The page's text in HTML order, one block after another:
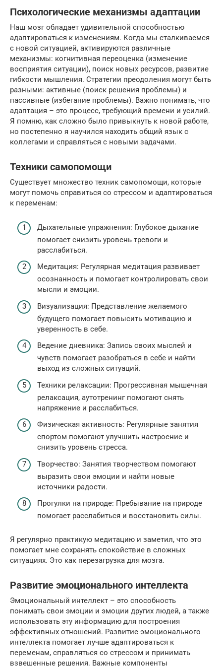
Психологические механизмы адаптации
Наш мозг обладает удивительной способностью
адаптироваться к изменениям. Когда мы сталкиваемся
с новой ситуацией, активируются различные
механизмы: когнитивная переоценка (изменение
восприятия ситуации), поиск новых ресурсов, развитие
гибкости мышления. Стратегии преодоления могут быть
разными: активные (поиск решения проблемы) и
пассивные (избегание проблемы). Важно понимать, что
адаптация – это процесс, требующий времени и усилий.
Я помню, как сложно было привыкнуть к новой работе,
но постепенно я научился находить общий язык с
коллегами и справляться с новыми задачами.
Техники самопомощи
Существует множество техник самопомощи, которые
могут помочь справиться со стрессом и адаптироваться
к переменам:
Дыхательные упражнения: Глубокое дыхание
помогает снизить уровень тревоги и
расслабиться.
Медитация: Регулярная медитация развивает
осознанность и помогает контролировать свои
мысли и эмоции.
Визуализация: Представление желаемого
будущего помогает повысить мотивацию и
уверенность в себе.
Ведение дневника: Запись своих мыслей и
чувств помогает разобраться в себе и найти
выход из сложных ситуаций.
Техники релаксации: Прогрессивная мышечная
релаксация, аутотренинг помогают снять
напряжение и расслабиться.
Физическая активность: Регулярные занятия
спортом помогают улучшить настроение и
снизить уровень стресса.
Творчество: Занятия творчеством помогают
выразить свои эмоции и найти новые
источники радости.
Прогулки на природе: Пребывание на природе
помогает расслабиться и восстановить силы.
Я регулярно практикую медитацию и заметил, что это
помогает мне сохранять спокойствие в сложных
ситуациях. Это как перезагрузка для мозга.
Развитие эмоционального интеллекта
Эмоциональный интеллект – это способность
понимать свои эмоции и эмоции других людей, а также
использовать эту информацию для построения
эффективных отношений. Развитие эмоционального
интеллекта помогает лучше адаптироваться к
переменам, справляться со стрессом и принимать
взвешенные решения. Важные компоненты